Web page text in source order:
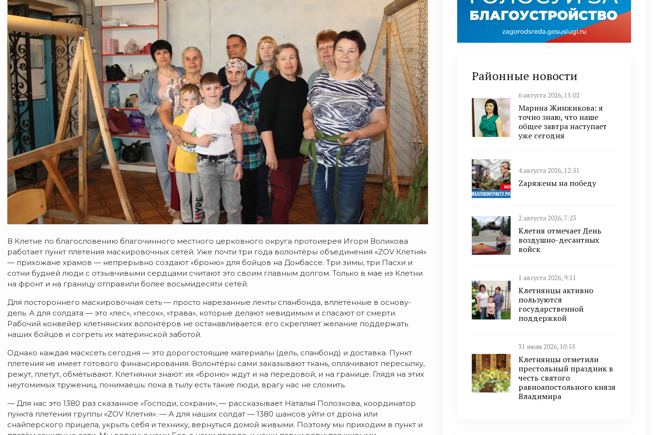
В Клетне по благословению благочинного местного церковного округа протоиерея Игоря Воликова
работает пункт плетения маскировочных сетей. Уже почти три года волонтёры объединения «ZOV Клетня»
— прихожане храмов — непрерывно создают «броню» для бойцов на Донбассе. Три зимы, три Пасхи и
сотни будней люди с отзывчивыми сердцами считают это своим главным долгом. Только в мае из Клетни
на фронт и на границу отправили более восьмидесяти сетей.
Для постороннего маскировочная сеть — просто нарезанные ленты спанбонда, вплетённые в основу-
дель. А для солдата — это «лес», «песок», «трава», которые делают невидимым и спасают от смерти.
Рабочий конвейер клетнянских волонтёров не останавливается: его скрепляет желание поддержать
наших бойцов и согреть их материнской заботой.
Однако каждая масксеть сегодня — это дорогостоящие материалы (дель, спанбонд) и доставка. Пункт
плетения не имеет готового финансирования. Волонтёры сами заказывают ткань, оплачивают пересылку,
режут, плетут, обмётывают. Клетнянки знают: их «броню» ждут и на передовой, и на границе. Глядя на этих
неутомимых тружениц, понимаешь: пока в тылу есть такие люди, врагу нас не сломить.
— Для нас это 1380 раз сказанное «Господи, сохрани», — рассказывает Наталья Полозкова, координатор
пункта плетения группы «ZOV Клетня». — А для наших солдат — 1380 шансов уйти от дрона или
снайперского прицела, укрыть себя и технику, вернуться домой живыми. Поэтому мы приходим в пункт и
Районные новости
6 августа 2026, 15:02
Марина Жинжикова: я
точно знаю, что наше
общее завтра наступает
уже сегодня
4 августа 2026, 12:51
Zаряжены на победу
2 августа 2026, 7:23
Клетня отмечает День
воздушно-десантных
войск
1 августа 2026, 9:11
Клетнянцы активно
пользуются
государственной
поддержкой
31 июля 2026, 10:55
Клетнянцы отметили
престольный праздник в
честь святого
равноапостольного князя
Владимира